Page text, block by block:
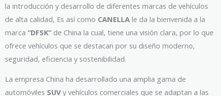
la introducción y desarrollo de diferentes marcas de vehículos
de alta calidad, Es así como CANELLA le da la bienvenida a la
marca “DFSK” de China la cual, tiene una visión clara, por lo que
ofrece vehículos que se destacan por su diseño moderno,
seguridad, eficiencia y sostenibilidad.
La empresa China ha desarrollado una amplia gama de
automóviles SUVy vehículos comerciales que se adaptan a las